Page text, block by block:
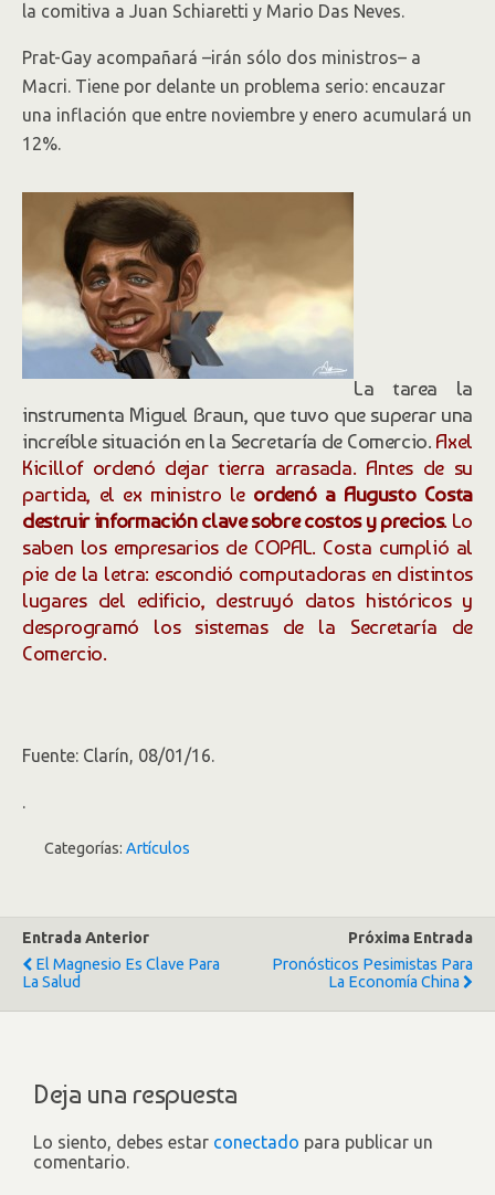
la comitiva a Juan Schiaretti y Mario Das Neves.
Prat-Gay acompañará –irán sólo dos ministros– a
Macri. Tiene por delante un problema serio: encauzar
una inflación que entre noviembre y enero acumulará un
12%.
La tarea la
instrumenta Miguel Braun, que tuvo que superar una
increíble situación en la Secretaría de Comercio. Axel
Kicillof ordenó dejar tierra arrasada. Antes de su
partida, el ex ministro le ordenó a Augusto Costa
destruir información clave sobre costos y precios. Lo
saben los empresarios de COPAL. Costa cumplió al
pie de la letra: escondió computadoras en distintos
lugares del edificio, destruyó datos históricos y
desprogramó los sistemas de la Secretaría de
Comercio.
Fuente: Clarín, 08/01/16.
.
Categorías: Artículos
Entrada Anterior
El Magnesio Es Clave Para
La Salud
Próxima Entrada
Pronósticos Pesimistas Para
La Economía China
Deja una respuesta
Lo siento, debes estar conectado para publicar un
comentario.